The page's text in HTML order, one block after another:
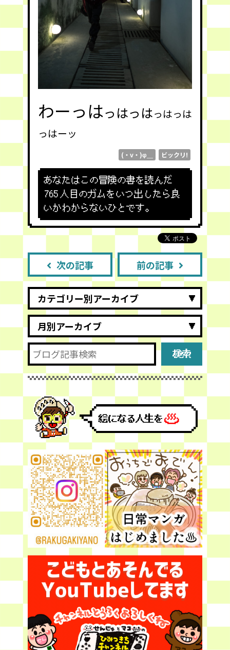
わーっはっはっはっはっは
っはーッ
(・v・)φ＿ ビックリ!
あなたはこの冒険の書を読んだ
765 人目のガムをいつ出したら良
いかわからないひとです。
次の記事 前の記事